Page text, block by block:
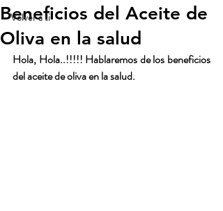
Volver a ti
Beneficios del Aceite de
Oliva en la salud
Hola, Hola..!!!!! Hablaremos de los beneficios
del aceite de oliva en la salud.